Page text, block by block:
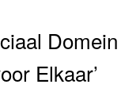
Domein
Elkaar’